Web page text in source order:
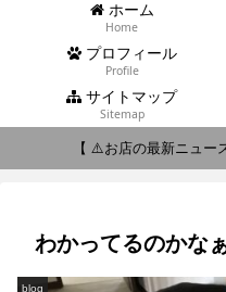
ホーム
Home
プロフィール
Profile
サイトマップ
Sitemap
【 ⚠️お店の最新ニュー
わかってるのかな
blog